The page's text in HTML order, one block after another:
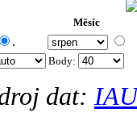
Měsíc
.
Body:
dat: